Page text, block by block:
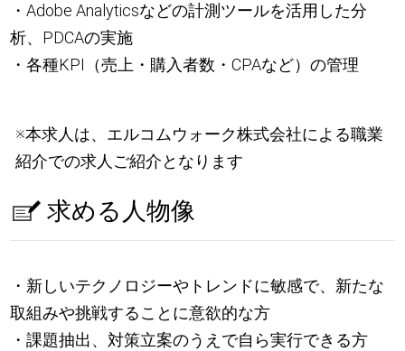
・Adobe Analyticsなどの計測ツールを活用した分
析、PDCAの実施
・各種KPI（売上・購入者数・CPAなど）の管理
※本求人は、エルコムウォーク株式会社による職業
紹介での求人ご紹介となります
求める人物像
・新しいテクノロジーやトレンドに敏感で、新たな
取組みや挑戦することに意欲的な方
・課題抽出、対策立案のうえで自ら実行できる方